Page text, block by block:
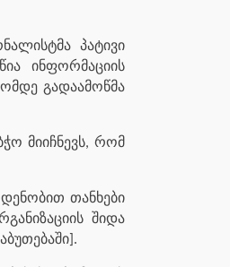
პატივი
ინფორმაციის
გადაამოწმა
მიიჩნევს, რომ
თანხები
შიდა